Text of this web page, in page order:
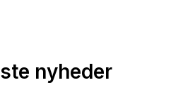
nyheder